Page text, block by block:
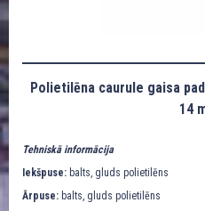
Polietilēna caurule gaisa
14
Tehniskā informācija
Iekšpuse: balts, gluds polietilēns
Ārpuse: balts, gluds polietilēns